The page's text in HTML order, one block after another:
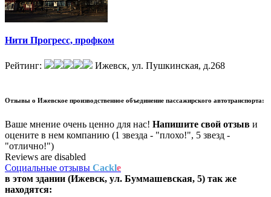
Нити Прогресс, профком
Рейтинг: Ижевск, ул. Пушкинская, д.268
Отзывы о Ижевское производственное объединение пассажирского автотранспорта:
Ваше мнение очень ценно для нас! Напишите свой отзыв и
оцените в нем компанию (1 звезда - "плохо!", 5 звезд -
"отлично!")
Reviews are disabled
Социальные отзывы Cackle
в этом здании (Ижевск, ул. Буммашевская, 5) так же
находятся: